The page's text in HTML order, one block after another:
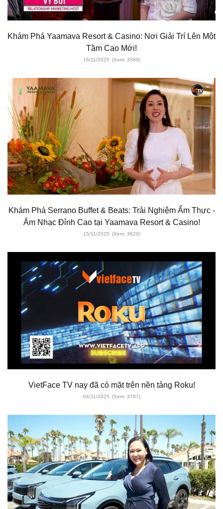
Khám Phá Yaamava Resort & Casino: Nơi Giải Trí Lên Một
Tầm Cao Mới!
16/11/2025 (Xem: 3589)
Khám Phá Serrano Buffet & Beats: Trải Nghiệm Ẩm Thực -
Âm Nhạc Đỉnh Cao tại Yaamava Resort & Casino!
15/11/2025 (Xem: 3629)
VietFace TV nay đã có mặt trên nền tảng Roku!
04/11/2025 (Xem: 3797)